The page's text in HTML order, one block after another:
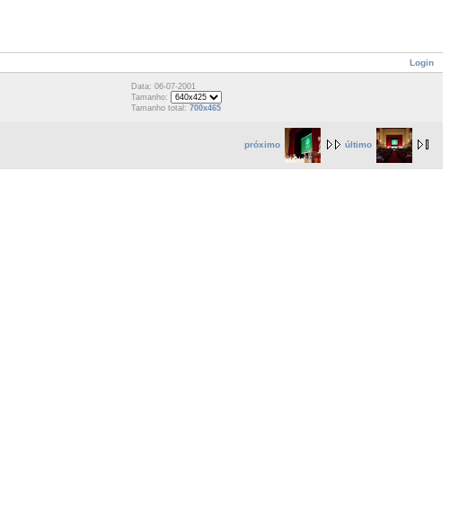
Login
Data: 06-07-2001
Tamanho:
Tamanho total: 700x465
próximo último